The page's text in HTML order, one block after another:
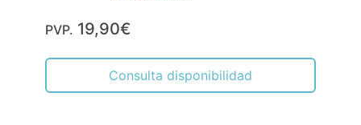
PVP. 19,90€
Consulta disponibilidad